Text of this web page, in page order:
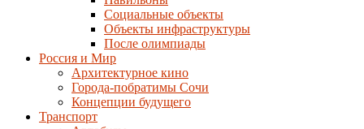
Социальные объекты
Объекты инфраструктуры
После олимпиады
Россия и Мир
Архитектурное кино
Города-побратимы Сочи
Концепции будущего
Транспорт